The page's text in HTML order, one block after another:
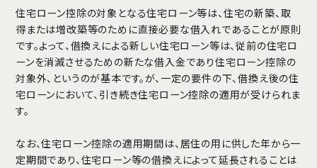
住宅ローン控除の対象となる住宅ローン等は、住宅の新築、取
得または増改築等のために直接必要な借入れであることが原則
です。よって、借換えによる新しい住宅ローン等は、従前の住宅ロ
ーンを消滅させるための新たな借入金であり住宅ローン控除の
対象外、というのが基本です。が、一定の要件の下、借換え後の住
宅ローンにおいて、引き続き住宅ローン控除の適用が受けられま
す。
なお、住宅ローン控除の適用期間は、居住の用に供した年から一
定期間であり、住宅ローン等の借換えによって延長されることは